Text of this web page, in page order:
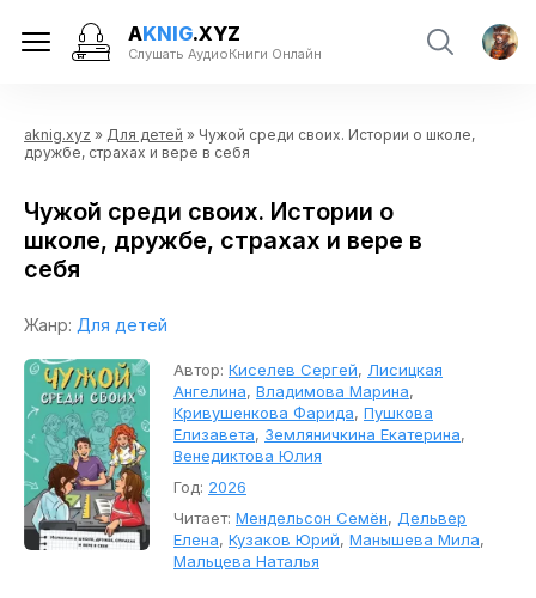
AKNIG.XYZ
Слушать АудиоКниги Онлайн
aknig.xyz » Для детей » Чужой среди своих. Истории о школе,
дружбе, страхах и вере в себя
Чужой среди своих. Истории о
школе, дружбе, страхах и вере в
себя
Жанр: Для детей
Автор: Киселев Сергей, Лисицкая
Ангелина, Владимова Марина,
Кривушенкова Фарида, Пушкова
Елизавета, Земляничкина Екатерина,
Венедиктова Юлия
Год: 2026
Читает: Мендельсон Семён, Дельвер
Елена, Кузаков Юрий, Манышева Мила,
Мальцева Наталья